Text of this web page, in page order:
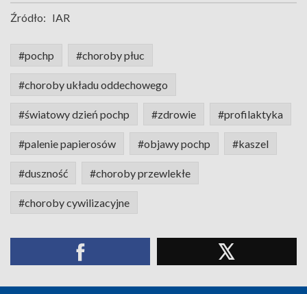
Źródło: IAR
#pochp #choroby płuc
#choroby układu oddechowego
#światowy dzień pochp #zdrowie #profilaktyka
#palenie papierosów #objawy pochp #kaszel
#duszność #choroby przewlekłe
#choroby cywilizacyjne